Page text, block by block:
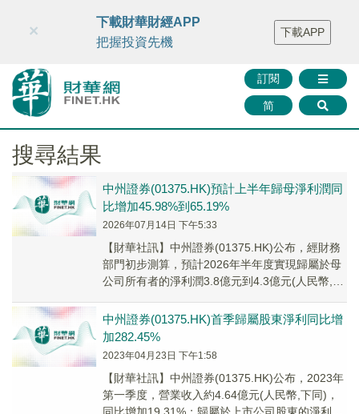
財華智庫網 FINTV FINMETA 財華證券 媒體矩陣
智庫沙龍
聯絡我們
訂閱
简
×
下載財華財經APP
把握投資先機
下載APP
搜尋結果
中州證券(01375.HK)預計上半年歸母淨利潤同
比增加45.98%到65.19%
2026年07月14日 下午5:33
【財華社訊】中州證券(01375.HK)公布，經財務
部門初步測算，預計2026年半年度實現歸屬於母
公司所有者的淨利潤3.8億元到4.3億元(人民幣,下
中州證券(01375.HK)首季歸屬股東淨利同比增
加282.45%
2023年04月23日 下午1:58
【財華社訊】中州證券(01375.HK)公布，2023年
第一季度，營業收入約4.64億元(人民幣,下同)，